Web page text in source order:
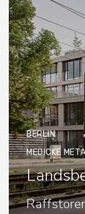
BERLIN
MEDICKE